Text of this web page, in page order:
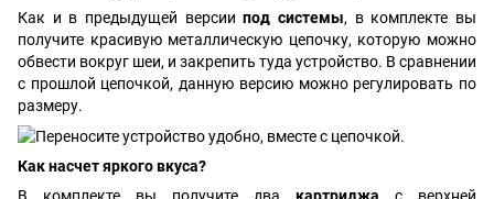
Как и в предыдущей версиипод системы, в комплекте вы
получите красивую металлическую цепочку, которую можно
обвести вокруг шеи, и закрепить туда устройство. В сравнении
с прошлой цепочкой, данную версию можно регулировать по
размеру.
Как насчет яркого вкуса?